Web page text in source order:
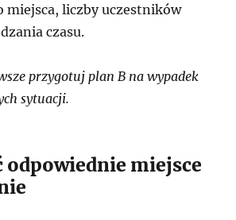
miejsca, liczby uczestników
czasu.
przygotuj plan B na wypadek
sytuacji.
odpowiednie miejsce